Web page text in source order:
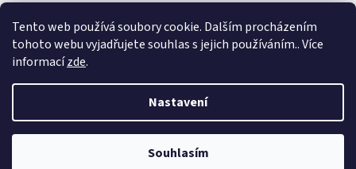
Tento web používá soubory cookie. Dalším procházením
tohoto webu vyjadřujete souhlas s jejich používáním.. Více
informacízde.
Nastavení
Souhlasím
Značka: Arex Defence
Vytvořil Shoptet
Zbraně Devítka. Všechna práva vyhrazena.